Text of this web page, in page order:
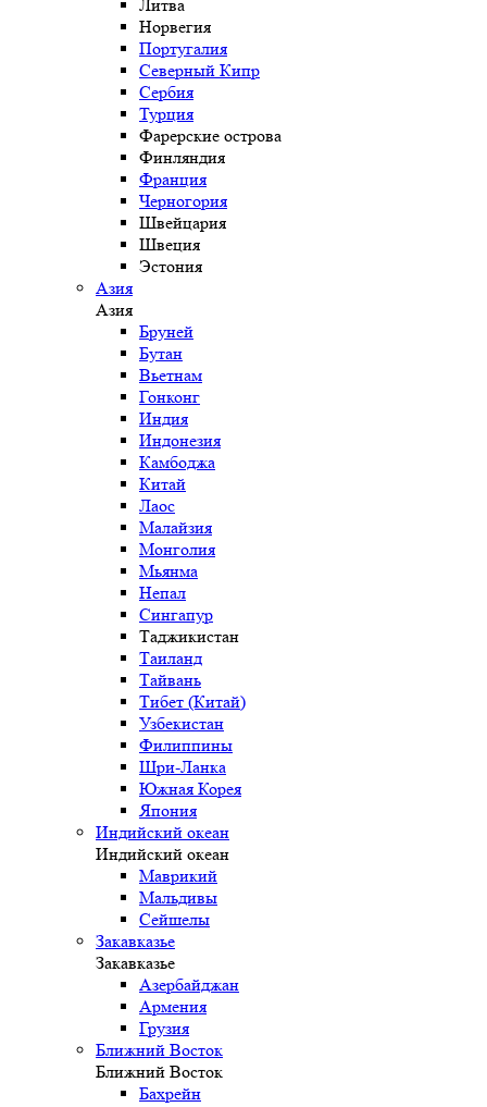
Литва
Норвегия
Португалия
Северный Кипр
Сербия
Турция
Фарерские острова
Финляндия
Франция
Черногория
Швейцария
Швеция
Эстония
Азия
Азия
Бруней
Бутан
Вьетнам
Гонконг
Индия
Индонезия
Камбоджа
Китай
Лаос
Малайзия
Монголия
Мьянма
Непал
Сингапур
Таджикистан
Таиланд
Тайвань
Тибет (Китай)
Узбекистан
Филиппины
Шри-Ланка
Южная Корея
Япония
Индийский океан
Индийский океан
Маврикий
Мальдивы
Сейшелы
Закавказье
Закавказье
Азербайджан
Армения
Грузия
Ближний Восток
Ближний Восток
Бахрейн